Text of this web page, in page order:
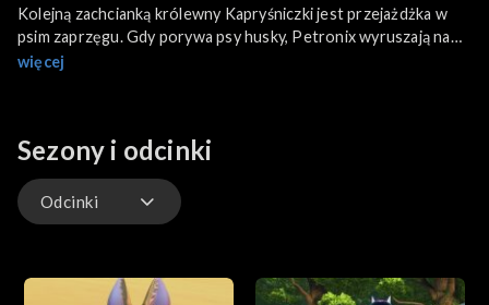
Kolejną zachcianką królewny Kapryśniczki jest przejażdżka w
psim zaprzęgu. Gdy porywa psy husky, Petronix wyruszają na
pomoc w pełnym składzie. Niestety ich elektroniczne pupile
więcej
Sezony i odcinki
Odcinki